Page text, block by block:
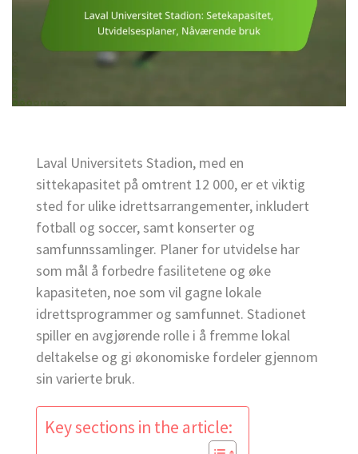
Laval Universitets Stadion, med en
sittekapasitet på omtrent 12 000, er et viktig
sted for ulike idrettsarrangementer, inkludert
fotball og soccer, samt konserter og
samfunnssamlinger. Planer for utvidelse har
som mål å forbedre fasilitetene og øke
kapasiteten, noe som vil gagne lokale
idrettsprogrammer og samfunnet. Stadionet
spiller en avgjørende rolle i å fremme lokal
deltakelse og gi økonomiske fordeler gjennom
sin varierte bruk.
Key sections in the article: